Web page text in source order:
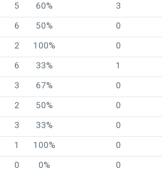
5 60% 3
6 50%
0
2 100%
0
6 33%
1
3 67%
0
2 50%
0
3 33%
0
1 100%
0
0 0%
0